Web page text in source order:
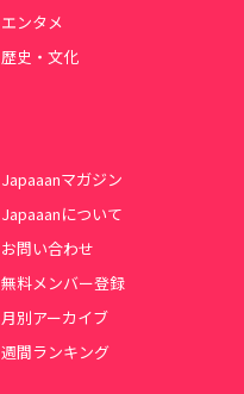
エンタメ
歴史・文化
Japaaanマガジン
Japaaanについて
お問い合わせ
無料メンバー登録
月別アーカイブ
週間ランキング